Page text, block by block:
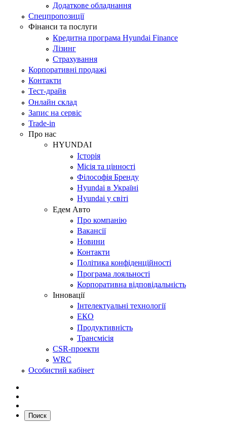
Додаткове обладнання
Спецпропозиції
Фінанси та послуги
Кредитна програма Hyundai Finance
Лізинг
Страхування
Корпоративні продажі
Контакти
Тест-драйв
Онлайн склад
Запис на сервіс
Trade-in
Про нас
HYUNDAI
Історія
Місія та цінності
Філософія Бренду
Hyundai в Україні
Hyundai у світі
Едем Авто
Про компанію
Вакансії
Новини
Контакти
Політика конфіденційності
Програма лояльності
Корпоративна відповідальність
Інновації
Інтелектуальні технології
ЕКО
Продуктивність
Трансмісія
CSR-проекти
WRC
Особистий кабінет
Поиск